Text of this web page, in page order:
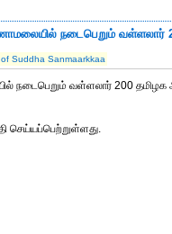
நடைபெறும் வள்ளலார்
Suddha Sanmaarkkaa
வள்ளலார் 200 தமிழக
செய்யப்பெற்றுள்ளது.